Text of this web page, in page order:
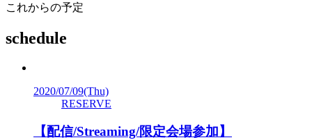
これからの予定
schedule
2020/07/09(Thu)
RESERVE
【配信/Streaming/限定会場参加】